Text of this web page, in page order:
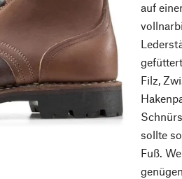
auf
Filz,
sollte
Fuß.